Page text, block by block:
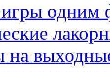
игры одним
на